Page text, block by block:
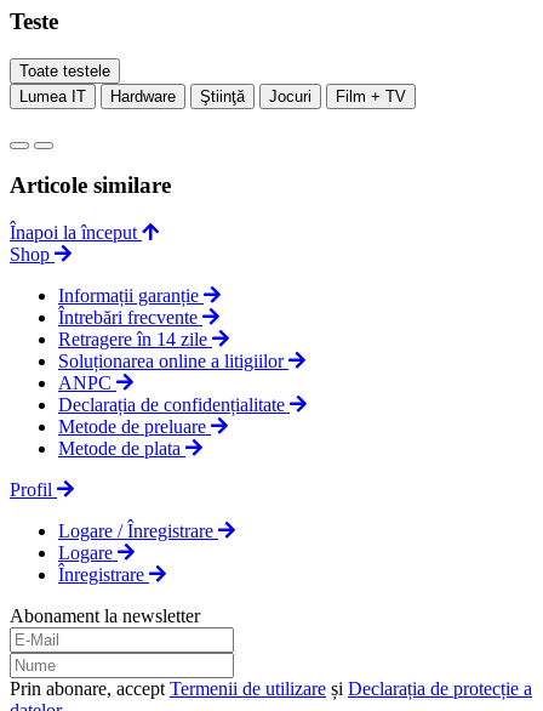
Teste
Toate testele
Lumea IT
Hardware Ştiinţă Jocuri Film + TV
Articole similare
Înapoi la început
Shop
Informații garanție
Întrebări frecvente
Retragere în 14 zile
Soluționarea online a litigiilor
ANPC
Declarația de confidențialitate
Metode de preluare
Metode de plata
Profil
Logare / Înregistrare
Logare
Înregistrare
Abonament la newsletter
Prin abonare, accept Termenii de utilizare și Declarația de protecție a